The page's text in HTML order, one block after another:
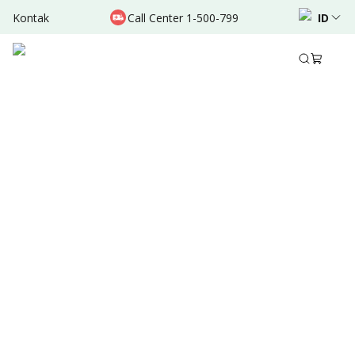
Kontak Call Center 1-500-799 ID